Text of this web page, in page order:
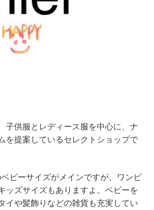
子供服とレディース服を中心に、ナ
を提案しているセレクトショップで
ビーサイズがメインですが、ワンピ
ッズサイズもありますよ。ベビーを
イや髪飾りなどの雑貨も充実してい